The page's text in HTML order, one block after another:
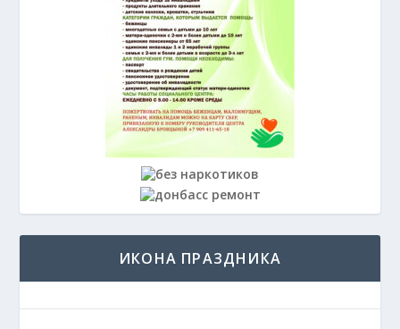
ИКОНА ПРАЗДНИКА